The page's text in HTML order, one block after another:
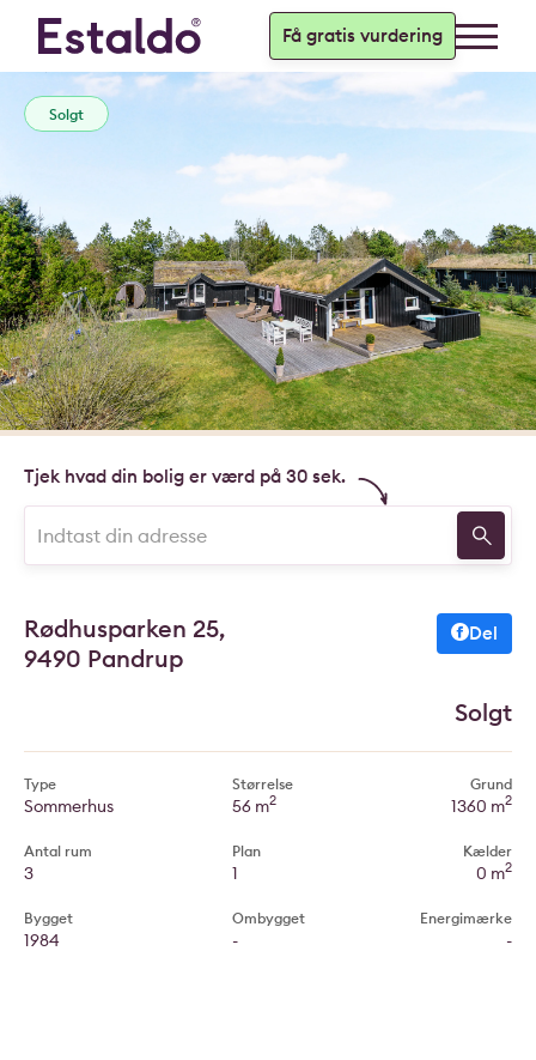
Få gratis vurdering
Solgt
Tjek hvad din bolig er værd på 30 sek.
Rødhusparken 25,
9490 Pandrup
Del
Solgt
Type
Sommerhus
Antal rum
3
Bygget
1984
Størrelse
56 m2
Plan
1
Ombygget
-
Grund
1360 m2
Kælder
0 m2
Energimærke
-